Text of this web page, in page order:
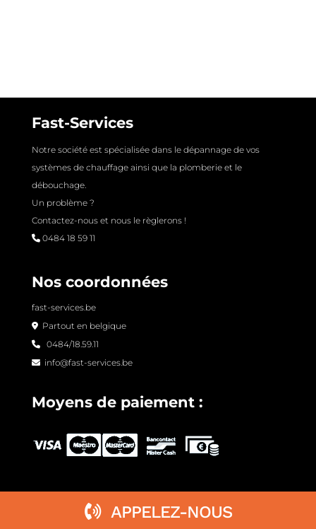
APPELEZ-NOUS
Fast-Services
Notre société est spécialisée dans le dépannage de vos
systèmes de chauffage ainsi que la plomberie et le
débouchage.
Un problème ?
Contactez-nous et nous le règlerons !
0484 18 59 11
Nos coordonnées
fast-services.be
Partout en belgique
0484/18.59.11
info@fast-services.be
Moyens de paiement :